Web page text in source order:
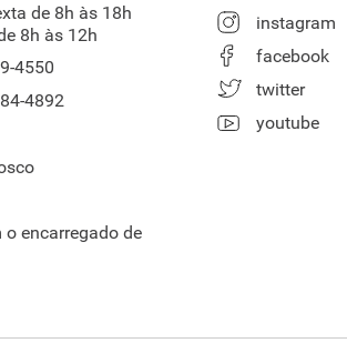
de 8h às 18h
8h às 12h
4550
4892
o encarregado de
instagram
facebook
twitter
youtube